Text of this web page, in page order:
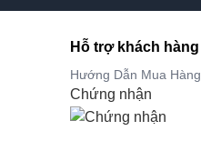
Hỗ trợ khách hàng
Hướng Dẫn Mua Hàng
Chứng nhận